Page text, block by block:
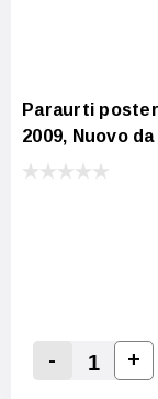
Paraurti
2009, Nuovo
Decrease
- +